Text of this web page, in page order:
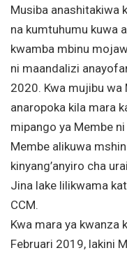
Musiba anashitakiwa
na kumtuhumu kuwa
kwamba mbinu
ni maandalizi
2020. Kwa mujibu wa
anaropoka kila mara
mipango ya Membe
Membe alikuwa
kinyang’anyiro cha
Jina lake lilikwama
CCM.
Kwa mara ya kwanza
Februari 2019, lakini